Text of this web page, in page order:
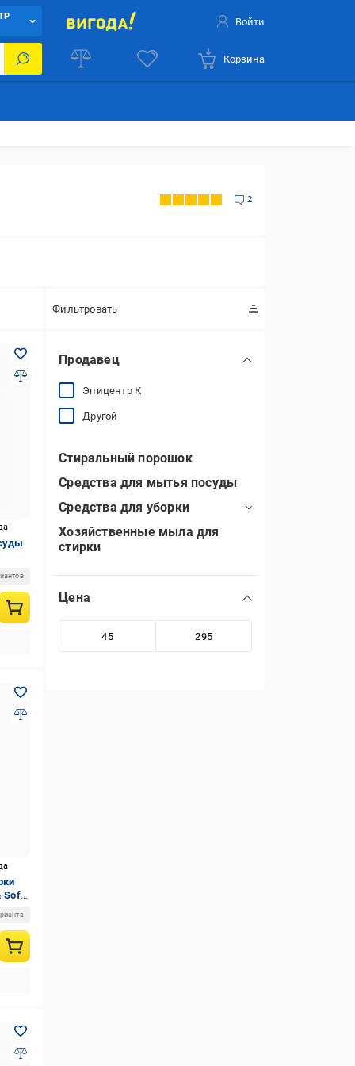
Войти
Корзина
2
Фильтровать
Soft
Продавец
Эпицентр К
Другой
Стиральный порошок
Средства для мытья посуды
Средства для уборки
Хозяйственные мыла для
стирки
Цена